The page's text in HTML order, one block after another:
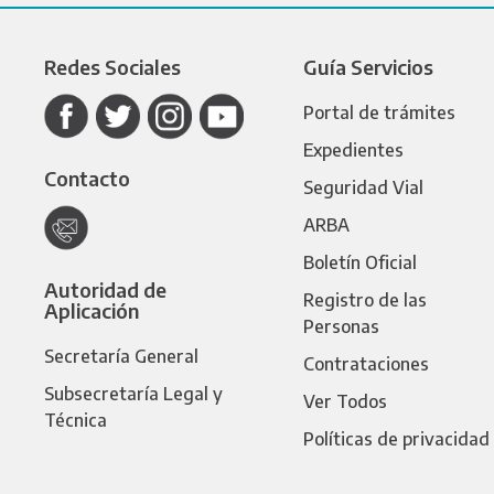
Redes Sociales
Contacto
Autoridad de
Aplicación
Secretaría General
Subsecretaría Legal y
Técnica
Guía Servicios
Portal de trámites
Expedientes
Seguridad Vial
ARBA
Boletín Oficial
Registro de las
Personas
Contrataciones
Ver Todos
Políticas de privacidad